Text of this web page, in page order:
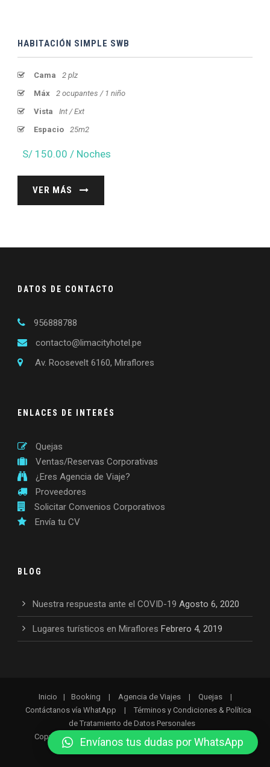
HABITACIÓN SIMPLE SWB
Cama
2 plz
Máx
2 ocupantes / 1 niño
Vista
Int / Ext
Espacio
25m2
S/ 150.00 / Noches
VER MÁS
DATOS DE CONTACTO
956888788
contacto@limacityhotel.pe
Av. Roosevelt 6160, Miraflores
ENLACES DE INTERÉS
Quejas
Ventas/Reservas Corporativas
¿Eres Agencia de Viaje?
Proveedores
Solicitar Convenios Corporativos
Envía tu CV
BLOG
Nuestra respuesta ante el COVID-19 Agosto 6, 2020
Lugares turísticos en Miraflores Febrero 4, 2019
Inicio | Booking | Agencia de Viajes | Quejas
|
Contáctanos vía WhatApp
|
Términos y Condiciones & Política
de Tratamiento de Datos Personales
Copyright 2026 HLC ROOSEVELT EIRL. Todos los derechos
Envíanos tus dudas por WhatsApp